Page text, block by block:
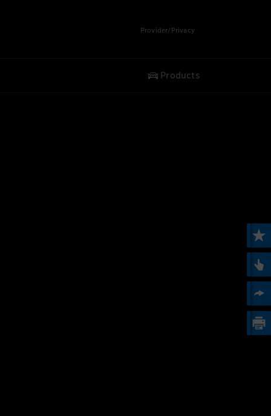
Provider/Privacy
Products